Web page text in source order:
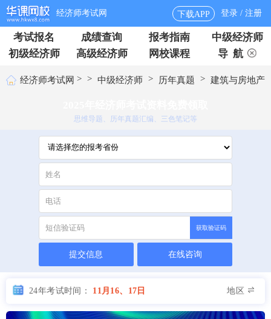
经济师考试网 下载APP 登录 / 注册
考试报名 成绩查询 报考指南
中级经济师
初级经济师
高级经济师 网校课程 导 航
经济师考试网 > > 中级经济师 > 历年真题 > 建筑与房地产
思维导题、历年真题汇编、三色笔记等
获取验证码
提交信息 在线咨询
24年考试时间： 11月16、17日 地区